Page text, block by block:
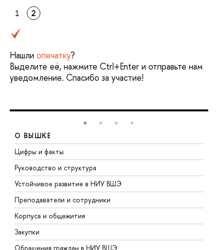
1 2
Нашли опечатку?
Выделите её, нажмите Ctrl+Enter и отправьте нам
уведомление. Спасибо за участие!
О ВЫШКЕ
Цифры и факты
Руководство и структура
Устойчивое развитие в НИУ ВШЭ
Преподаватели и сотрудники
Корпуса и общежития
Закупки
Обращения граждан в НИУ ВШЭ